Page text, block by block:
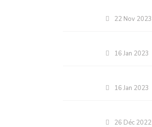
22 Nov 2023
16 Jan 2023
16 Jan 2023
26 Déc 2022